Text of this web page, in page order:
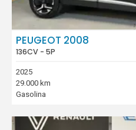
PEUGEOT 2008
136CV - 5P
2025
29.000 km
Gasolina